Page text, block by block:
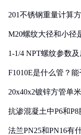
201不锈钢重量计算
M20螺纹大径和小径
1-1/4 NPT螺纹参数
F1010E是什么管？
20x40x2镀锌方管单
抗渗混凝土中P6和
法兰PN25和PN16有